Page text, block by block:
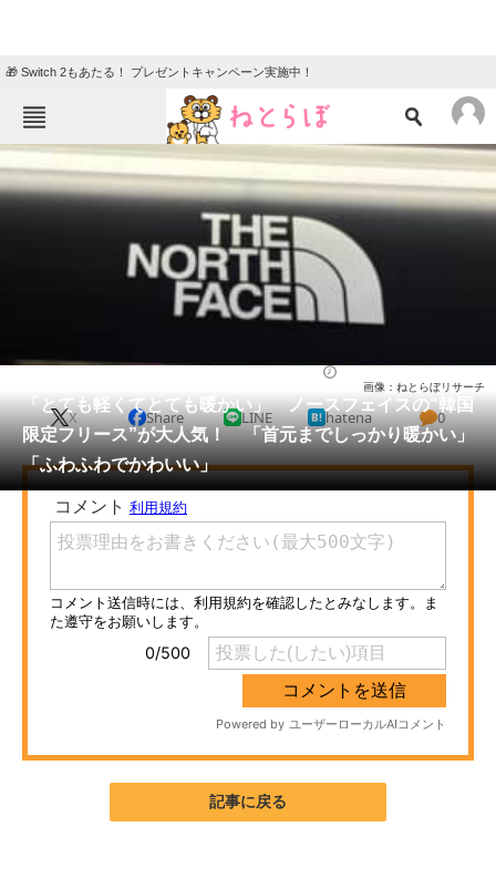
🎁 Switch 2もあたる！ プレゼントキャンペーン実施中！
ねとらぼメニュー
TOP ニュース
クイズ
地域
教育・育児
会員記事
メディア
注目記事を集めた総合ページ
ITの今と未来を見通す
スマホと通信の最新トレンド
進化するPCとデバイスの未来
AI活用のいまが分かる
「とても軽くてとても暖かい」 ノースフェイスの“韓国
限定フリース”が大人気！ 「首元までしっかり暖かい」
「ふわふわでかわいい」
画像：ねとらぼリサーチ
X Share LINE hatena 0
記事に戻る